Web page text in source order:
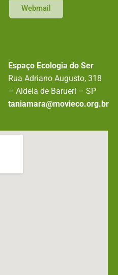
Webmail
Espaço Ecologia do Ser
Rua Adriano Augusto, 318
– Aldeia de Barueri – SP
taniamara@movieco.org.br